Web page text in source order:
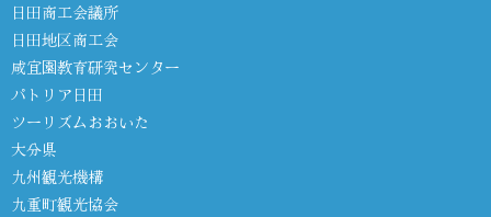
日田商工会議所
日田地区商工会
咸宜園教育研究センター
パトリア日田
ツーリズムおおいた
大分県
九州観光機構
九重町観光協会